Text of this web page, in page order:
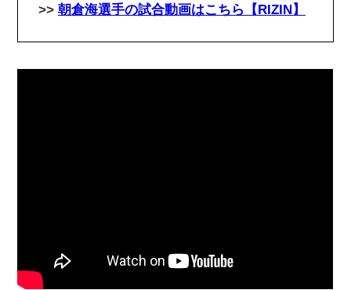
>> 朝倉海選手の試合動画はこちら【RIZIN】